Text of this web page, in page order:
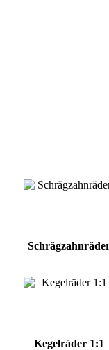
Kegelräder 1:1